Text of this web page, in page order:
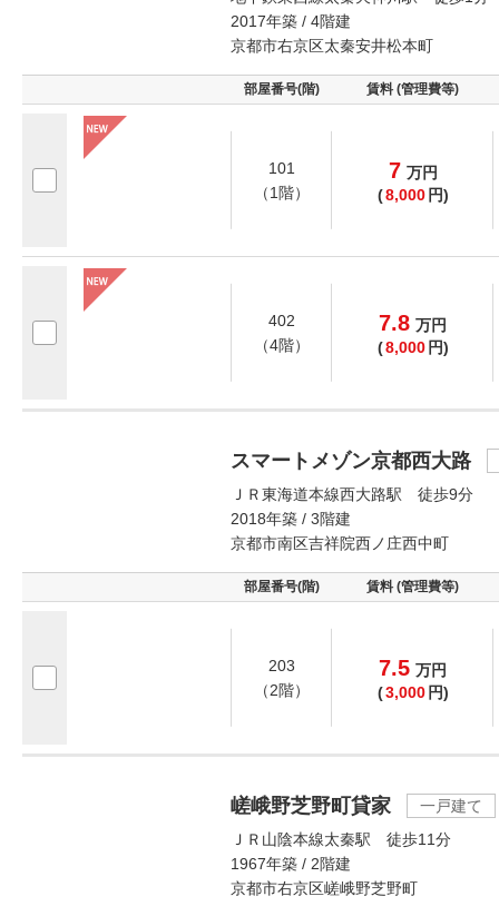
2017年築 / 4階建
京都市右京区太秦安井松本町
部屋番号(階) 賃料 (管理費等)
101
（1階）
7 万円
(8,000 円)
402
（4階）
7.8 万円
(8,000 円)
スマートメゾン京都西大路
ＪＲ東海道本線西大路駅 徒歩9分
2018年築 / 3階建
京都市南区吉祥院西ノ庄西中町
部屋番号(階) 賃料 (管理費等)
203
（2階）
7.5 万円
(3,000 円)
嵯峨野芝野町貸家
一戸建て
ＪＲ山陰本線太秦駅 徒歩11分
1967年築 / 2階建
京都市右京区嵯峨野芝野町